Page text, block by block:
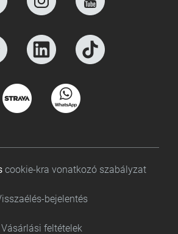
cookie-kra vonatkozó szabályzat
bejelentés
Vásárlási feltételek